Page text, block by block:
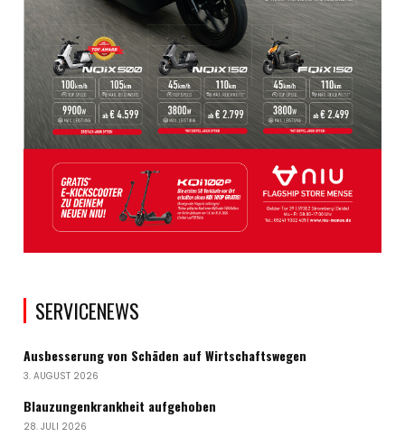
SERVICENEWS
Ausbesserung von Schäden auf Wirtschaftswegen
3. AUGUST 2026
Blauzungenkrankheit aufgehoben
28. JULI 2026